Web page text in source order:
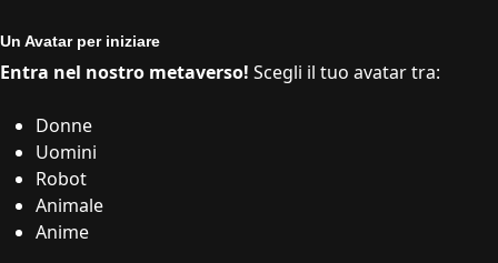
Un Avatar per iniziare
Entra nel nostro metaverso! Scegli il tuo avatar tra:
Donne
Uomini
Robot
Animale
Anime